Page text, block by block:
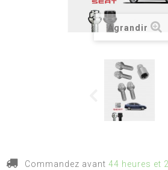
Agrandir
Commandez avant 44 heures et